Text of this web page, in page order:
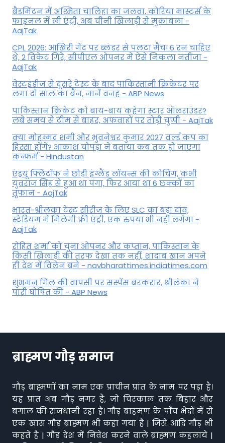
बैडमिंटन में अश्मिता चालिहा का जलवा, कोरिया मास्टर्स के
फाइनल में ली एंट्री, अब चीनी खिलाड़ी से मुकाबला -
AajTak
CPL 2026: आखिरी गेंद पर ब्लंडर से पलटा मैच! 6 रन चाहिए
थे, 2 विकेट गिरे, सीपीएल ओपनर में ऐसे न‍िकला नतीजा -
AajTak
वेस्टइंडीज से दूसरे टेस्ट के बाद पाकिस्तानी क्रिकेटर पर
लगा दो साल का बैन, जानें वजह - ABP News
पाकिस्तान क्रिकेट को बाय-बाय कहेगा स्टार ऑलराउंडर?
लंबे समय से टीम से बाहर, अफवाहों पर तोड़ी चुप्पी - AajTak
क्या मोहम्मद शमी और भुवनेश्वर कुमार 2027 वर्ल्ड कप का
हिस्सा होंगे? आकाश चोपड़ा ने बताया कब तक हो जाएगा
कन्फर्म - Hindustan
एंड्रयू फ्लिंटॉफ ने छोड़ी इंग्लैंड लॉयन्स की कोच‍िंग, कभी
युवराज सिंह से हुआ था पंगा, फ‍िर आया था 6 छक्कों का
तूफान - AajTak
भारत-श्रीलंका टेस्ट सीरीज के लिए SLC का बड़ा दांव,
स्टेडियम में मिलेगी फ्री एंट्री, एक रुपया भी नहीं लगेगा -
AajTak
रोहित शर्मा को चुना ओपनर और कप्तान, पाकिस्तान के
किसी खिलाड़ी की तरफ देखा तक नहीं, शादाब खान अपने
ही देश में विलेन बने - navbharattimes.indiatimes.com
शुभमन गिल की वापसी पर सस्पेंस बरकरार, श्रीलंका ने
पारी घोषित की - ABP News
ब्राह्मण गौड़ समाज
गौड़ ब्राह्मणों का नाम एक प्राचीन प्रांत के नाम पर पड़ा है।
यह प्रांत अब गौड़ नगर है, जो चिरकाल तक बिहार और
बंगाल की राजधानी रहा है। गौड़ ब्राहमण के पाँच भेदों में से
एक खास गौड़ ब्राह्मण भी कहा गया है | जिसे आदि गौड़ भी
कहते हैं | गौड़ देश में निवेश करने वाले ब्राह्मण कहलाये |